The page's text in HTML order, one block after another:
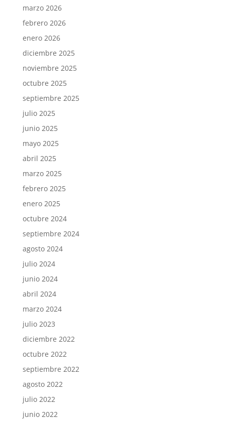
marzo 2026
febrero 2026
enero 2026
diciembre 2025
noviembre 2025
octubre 2025
septiembre 2025
julio 2025
junio 2025
mayo 2025
abril 2025
marzo 2025
febrero 2025
enero 2025
octubre 2024
septiembre 2024
agosto 2024
julio 2024
junio 2024
abril 2024
marzo 2024
julio 2023
diciembre 2022
octubre 2022
septiembre 2022
agosto 2022
julio 2022
junio 2022